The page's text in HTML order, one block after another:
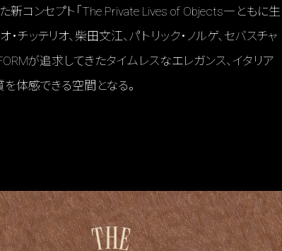
新コンセプト「The Private Lives of Objects―ともに生
チッテリオ、柴田文江、パトリック・ノルゲ、セバスチャ
が追求してきたタイムレスなエレガンス、イタリア
を体感できる空間となる。